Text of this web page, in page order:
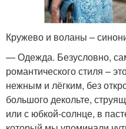
Кружево и воланы –
— Одежда. Безусловно,
романтического стиля –
нежным и лёгким, без
большого декольте,
или с юбкой-солнце, в